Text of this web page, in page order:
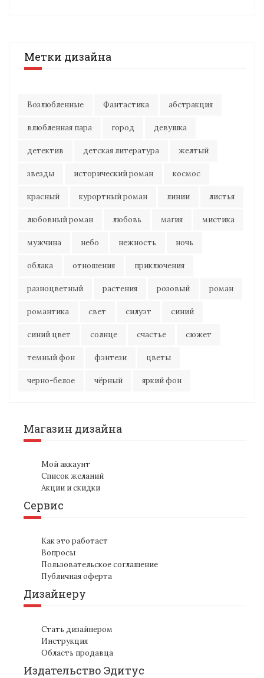
Метки дизайна
Возлюбленные Фантастика абстракция
влюбленная пара город девушка
детектив детская литература желтый
звезды исторический роман космос
красный курортный роман линии листья
любовный роман любовь магия мистика
мужчина небо нежность ночь
облака отношения приключения
разноцветный растения розовый роман
романтика свет силуэт синий
синий цвет солнце счастье сюжет
темный фон фэнтези цветы
черно-белое чёрный яркий фон
Магазин дизайна
Мой аккаунт
Список желаний
Акции и скидки
Сервис
Как это работает
Вопросы
Пользовательское соглашение
Публичная оферта
Дизайнеру
Стать дизайнером
Инструкция
Область продавца
Издательство Эдитус